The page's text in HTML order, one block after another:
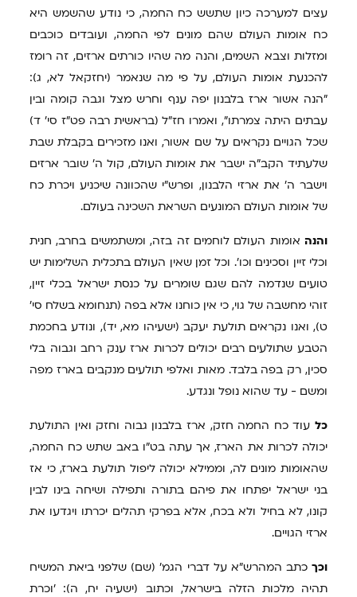
עצים למערכה כיון שתשש כח החמה, כי נודע שהשמש היא
כח אומות העולם שהם מונים לפי החמה, ועובדים כוכבים
ומזלות וצבא השמים, והנה מה שהיו כורתים ארזים, זה רומז
להכנעת אומות העולם, על פי מה שנאמר (יחזקאל לא, ג):
"הנה אשור ארז בלבנון יפה ענף וחרש מצל וגבה קומה ובין
עבתים היתה צמרתו", ואמרו חז"ל (בראשית רבה פט"ז סי' ד)
שכל הגויים נקראים על שם אשור, ואנו מזכירים בקבלת שבת
שלעתיד הקב"ה ישבר את אומות העולם, קול ה' שובר ארזים
וישבר ה' את ארזי הלבנון, ופרש"י שהכוונה שיכניע ויכרת כח
של אומות העולם המונעים השראת השכינה בעולם.
והנה אומות העולם לוחמים זה בזה, ומשתמשים בחרב, חנית
וכלי זיין וסכינים וכו'. וכל זמן שאין העולם בתכלית השלימות יש
טועים שנדמה להם שגם שומרים על כנסת ישראל בכלי זיין,
זוהי מחשבה של גוי, כי אין כוחנו אלא בפה (תנחומא בשלח סי'
ט), ואנו נקראים תולעת יעקב (ישעיהו מא, יד), ונודע בחכמת
הטבע שתולעים רבים יכולים לכרות ארז ענק רחב וגבוה בלי
סכין, רק בפה בלבד. מאות ואלפי תולעים מנקבים בארז מפה
ומשם - עד שהוא נופל ונגדע.
כל עוד כח החמה חזק, ארז בלבנון גבוה וחזק ואין התולעת
יכולה לכרות את הארז, אך עתה בט"ו באב שתש כח החמה,
שהאומות מונים לה, וממילא יכולה ליפול תולעת בארז, כי אז
בני ישראל יפתחו את פיהם בתורה ותפילה ושיחה בינו לבין
קונו, לא בחיל ולא בכח, אלא בפרקי תהלים יכרתו ויגדעו את
ארזי הגויים.
וכך כתב המהרש"א על דברי הגמ' (שם) שלפני ביאת המשיח
תהיה מלכות הזלה בישראל, וכתוב (ישעיה יח, ה): 'וכרת